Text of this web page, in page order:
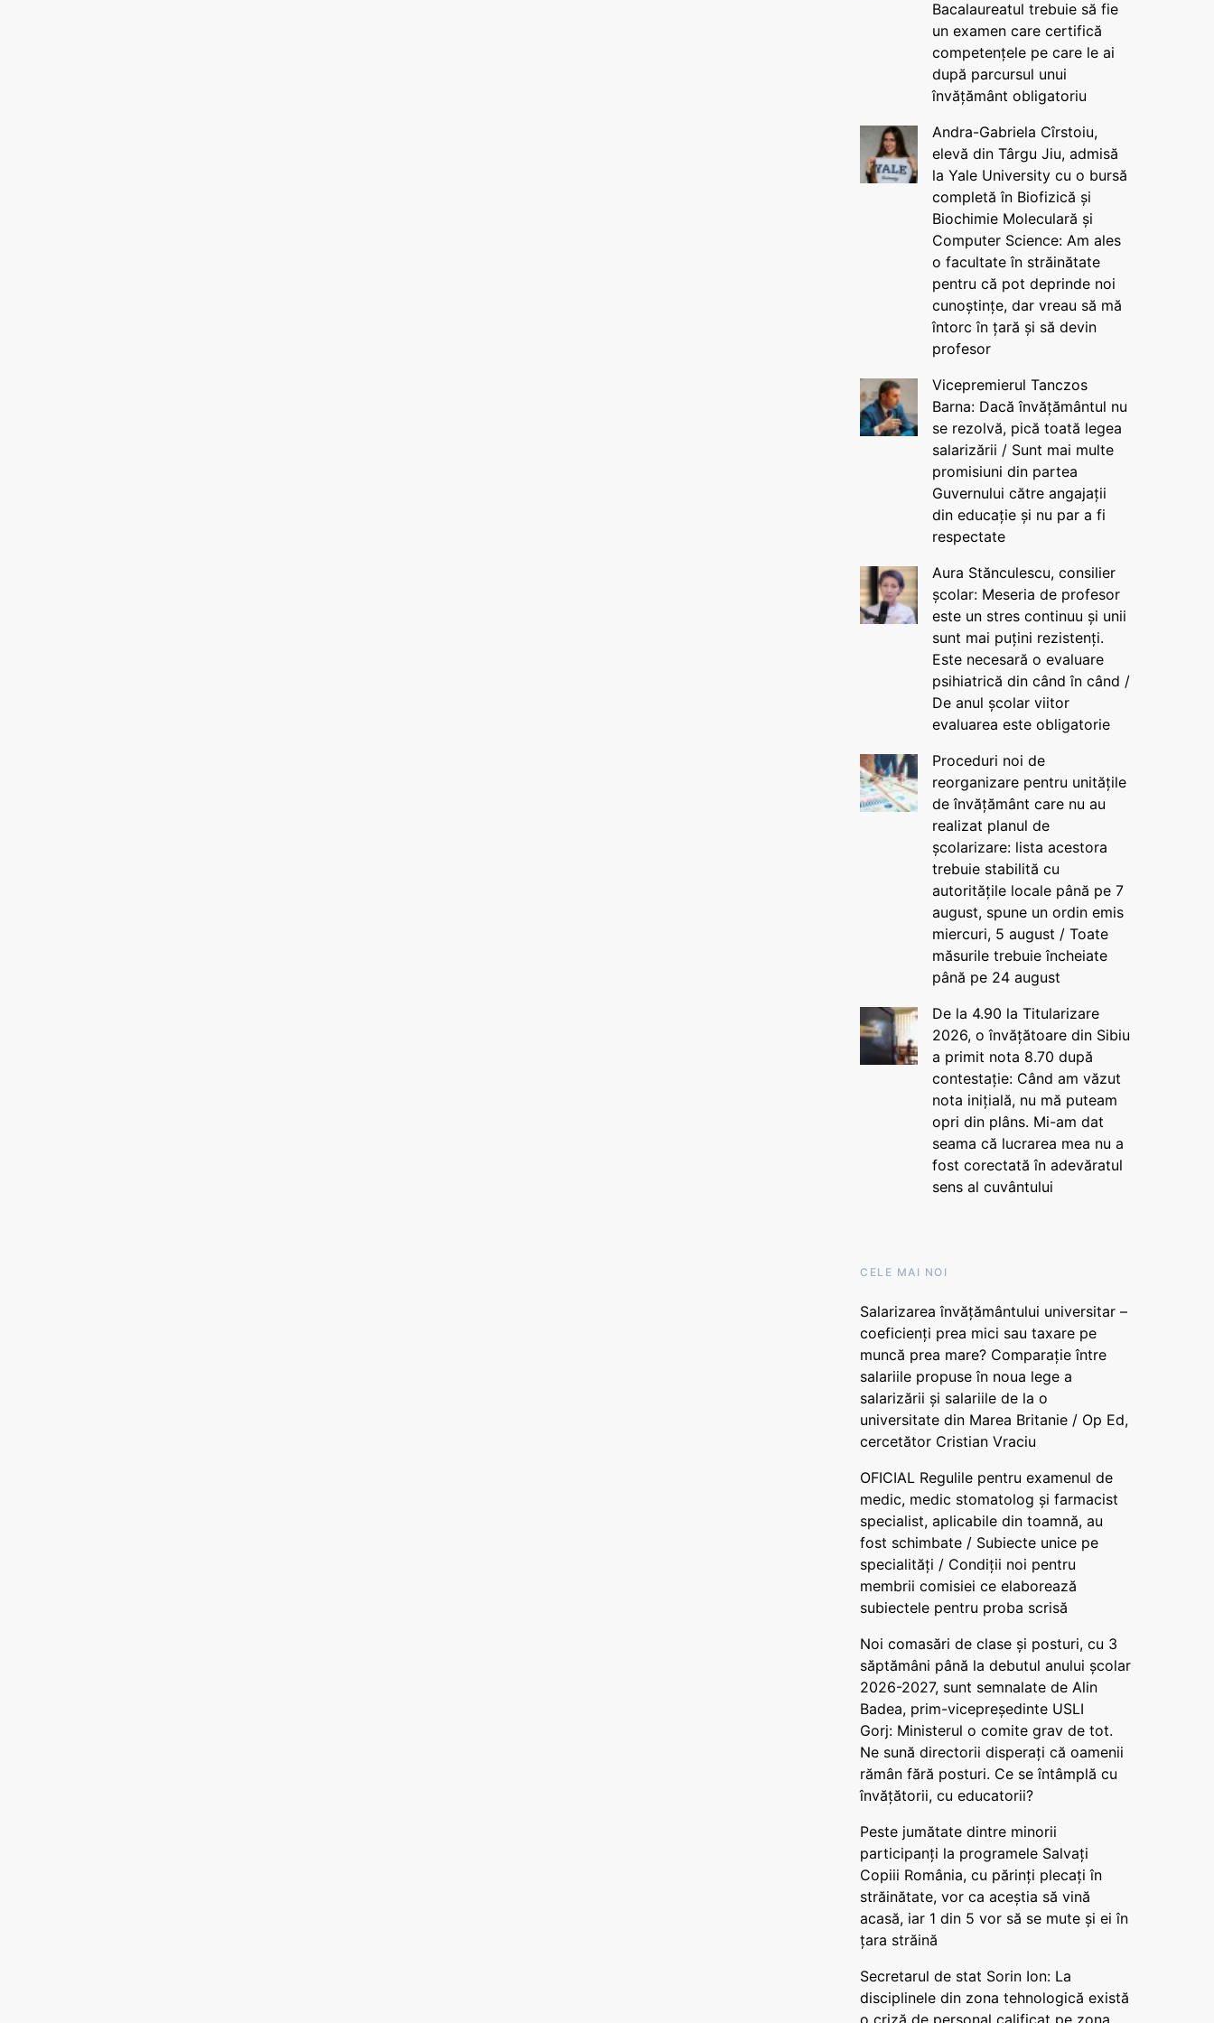
Bacalaureatul trebuie să fie
un examen care certifică
competențele pe care le ai
după parcursul unui
învățământ obligatoriu
Andra-Gabriela Cîrstoiu,
elevă din Târgu Jiu, admisă
la Yale University cu o bursă
completă în Biofizică și
Biochimie Moleculară și
Computer Science: Am ales
o facultate în străinătate
pentru că pot deprinde noi
cunoștințe, dar vreau să mă
întorc în țară și să devin
profesor
Vicepremierul Tanczos
Barna: Dacă învățământul nu
se rezolvă, pică toată legea
salarizării / Sunt mai multe
promisiuni din partea
Guvernului către angajații
din educație și nu par a fi
respectate
Aura Stănculescu, consilier
școlar: Meseria de profesor
este un stres continuu și unii
sunt mai puțini rezistenți.
Este necesară o evaluare
psihiatrică din când în când /
De anul școlar viitor
evaluarea este obligatorie
Proceduri noi de
reorganizare pentru unitățile
de învățământ care nu au
realizat planul de
școlarizare: lista acestora
trebuie stabilită cu
autoritățile locale până pe 7
august, spune un ordin emis
miercuri, 5 august / Toate
măsurile trebuie încheiate
până pe 24 august
De la 4.90 la Titularizare
2026, o învățătoare din Sibiu
a primit nota 8.70 după
contestație: Când am văzut
nota inițială, nu mă puteam
opri din plâns. Mi-am dat
seama că lucrarea mea nu a
fost corectată în adevăratul
sens al cuvântului
CELE MAI NOI
Salarizarea învățământului universitar –
coeficienți prea mici sau taxare pe
muncă prea mare? Comparație între
salariile propuse în noua lege a
salarizării și salariile de la o
universitate din Marea Britanie / Op Ed,
cercetător Cristian Vraciu
OFICIAL Regulile pentru examenul de
medic, medic stomatolog și farmacist
specialist, aplicabile din toamnă, au
fost schimbate / Subiecte unice pe
specialități / Condiții noi pentru
membrii comisiei ce elaborează
subiectele pentru proba scrisă
Noi comasări de clase și posturi, cu 3
săptămâni până la debutul anului școlar
2026-2027, sunt semnalate de Alin
Badea, prim-vicepreședinte USLI
Gorj: Ministerul o comite grav de tot.
Ne sună directorii disperați că oamenii
rămân fără posturi. Ce se întâmplă cu
învățătorii, cu educatorii?
Peste jumătate dintre minorii
participanți la programele Salvați
Copiii România, cu părinți plecați în
străinătate, vor ca aceștia să vină
acasă, iar 1 din 5 vor să se mute și ei în
țara străină
Secretarul de stat Sorin Ion: La
disciplinele din zona tehnologică există
o criză de personal calificat pe zona